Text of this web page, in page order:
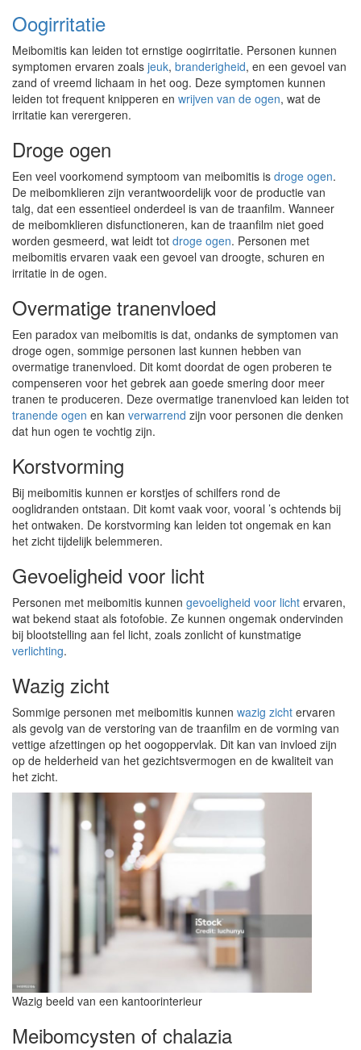
Oogirritatie
Meibomitis kan leiden tot ernstige oogirritatie. Personen kunnen
symptomen ervaren zoals jeuk, branderigheid, en een gevoel van
zand of vreemd lichaam in het oog. Deze symptomen kunnen
leiden tot frequent knipperen en wrijven van de ogen, wat de
irritatie kan verergeren.
Droge ogen
Een veel voorkomend symptoom van meibomitis is droge ogen.
De meibomklieren zijn verantwoordelijk voor de productie van
talg, dat een essentieel onderdeel is van de traanfilm. Wanneer
de meibomklieren disfunctioneren, kan de traanfilm niet goed
worden gesmeerd, wat leidt tot droge ogen. Personen met
meibomitis ervaren vaak een gevoel van droogte, schuren en
irritatie in de ogen.
Overmatige tranenvloed
Een paradox van meibomitis is dat, ondanks de symptomen van
droge ogen, sommige personen last kunnen hebben van
overmatige tranenvloed. Dit komt doordat de ogen proberen te
compenseren voor het gebrek aan goede smering door meer
tranen te produceren. Deze overmatige tranenvloed kan leiden tot
tranende ogen en kan verwarrend zijn voor personen die denken
dat hun ogen te vochtig zijn.
Korstvorming
Bij meibomitis kunnen er korstjes of schilfers rond de
ooglidranden ontstaan. Dit komt vaak voor, vooral ’s ochtends bij
het ontwaken. De korstvorming kan leiden tot ongemak en kan
het zicht tijdelijk belemmeren.
Gevoeligheid voor licht
Personen met meibomitis kunnen gevoeligheid voor licht ervaren,
wat bekend staat als fotofobie. Ze kunnen ongemak ondervinden
bij blootstelling aan fel licht, zoals zonlicht of kunstmatige
verlichting.
Wazig zicht
Sommige personen met meibomitis kunnen wazig zicht ervaren
als gevolg van de verstoring van de traanfilm en de vorming van
vettige afzettingen op het oogoppervlak. Dit kan van invloed zijn
op de helderheid van het gezichtsvermogen en de kwaliteit van
het zicht.
Wazig beeld van een kantoorinterieur
Meibomcysten of chalazia